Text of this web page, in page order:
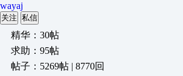
wayaj
关注 私信
精华：30帖
求助：95帖
帖子：5269帖 | 8770回